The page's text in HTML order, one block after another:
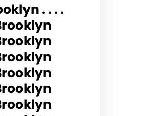
. . . .